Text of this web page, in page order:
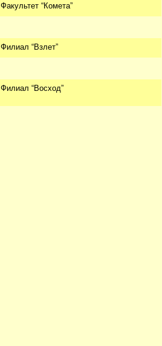
Факультет “Комета”
Филиал “Взлет”
Филиал “Восход”